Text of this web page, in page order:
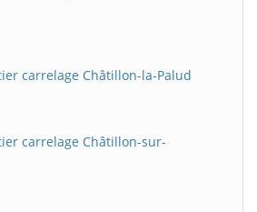
carrelage Châtillon-la-Palud
carrelage Châtillon-sur-